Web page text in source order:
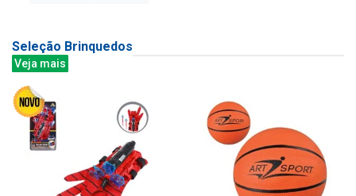
Seleção Brinquedos
Veja mais